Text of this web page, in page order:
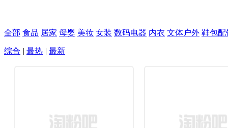
全部 食品 居家 母婴 美妆 女装 数码电器 内衣 文体户外 鞋包配
综合 | 最热 | 最新